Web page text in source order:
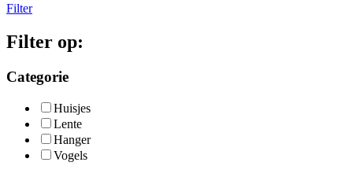
Filter
Filter op:
Categorie
Huisjes
Lente
Hanger
Vogels